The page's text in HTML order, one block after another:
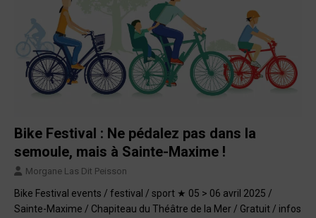
Bike Festival : Ne pédalez pas dans la
semoule, mais à Sainte-Maxime !
Morgane Las Dit Peisson
Bike Festival events / festival / sport ★ 05 > 06 avril 2025 /
Sainte-Maxime / Chapiteau du Théâtre de la Mer / Gratuit / infos